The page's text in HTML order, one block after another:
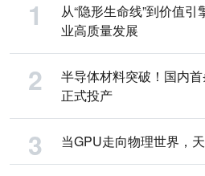
从“隐形生命线”到价值
业高质量发展
半导体材料突破！国内
正式投产
当GPU走向物理世界，